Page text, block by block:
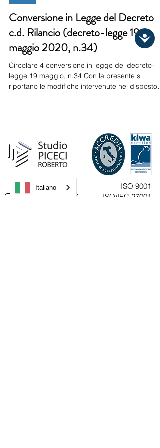
settore privato e con esclusione di quello agricol
Conversione in Legge del Decreto
c.d. Rilancio (decreto-legge 19
maggio 2020, n.34)
Circolare 4 conversione in legge del decreto-
legge 19 maggio, n.34 Con la presente si
riportano le modifiche intervenute nel disposto
16 giugno 2020 n.52, riprendendo però parte
delle disposizioni in esso contenute quali a titolo
ISO 9001
ISO/IEC 27001
Italiano